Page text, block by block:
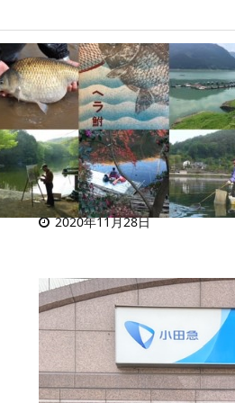
喜多見駅でアルバ
2020年11月28日